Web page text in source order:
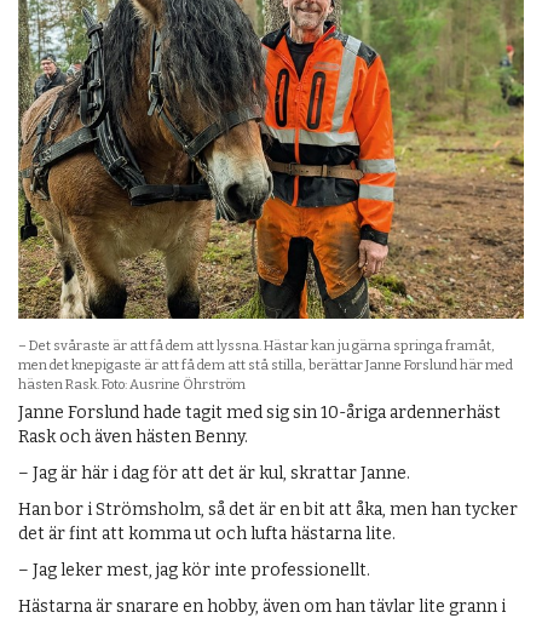
– Det svåraste är att få dem att lyssna. Hästar kan ju gärna springa framåt,
men det knepigaste är att få dem att stå stilla, berättar Janne Forslund här med
hästen Rask. Foto: Ausrine Öhrström
Janne Forslund hade tagit med sig sin 10-åriga ardennerhäst
Rask och även hästen Benny.
– Jag är här i dag för att det är kul, skrattar Janne.
Han bor i Strömsholm, så det är en bit att åka, men han tycker
det är fint att komma ut och lufta hästarna lite.
– Jag leker mest, jag kör inte professionellt.
Hästarna är snarare en hobby, även om han tävlar lite grann i